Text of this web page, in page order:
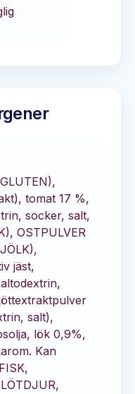
tomat 17 %,
socker, salt,
OSTPULVER
jäst,
salt),
lök 0,9%,
Kan